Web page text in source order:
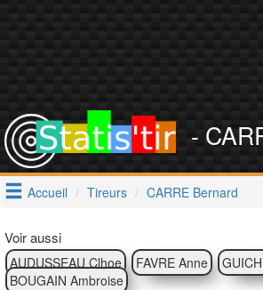
-
Accueil Tireurs CARRE Bernard
Voir aussi
AUDUSSEAU Clhoe FAVRE Anne
BOUGAIN Ambroise